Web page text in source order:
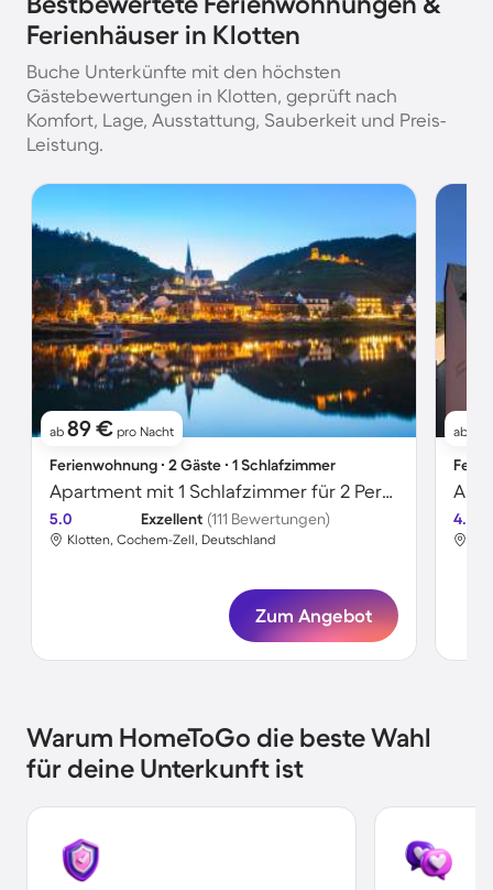
Ferienhäuser in Klotten
Buche Unterkünfte mit den höchsten
Gästebewertungen in Klotten, geprüft nach
Komfort, Lage, Ausstattung, Sauberkeit und Preis-
Leistung.
ab 89 € pro Nacht
Ferienwohnung ∙ 2 Gäste ∙ 1 Schlafzimmer
Apartment mit 1 Schlafzimmer für 2 Personen
5.0 Exzellent (111 Bewertungen)
Klotten, Cochem-Zell, Deutschland
Zum Angebot
ab
4.8
Warum HomeToGo die beste Wahl
für deine Unterkunft ist